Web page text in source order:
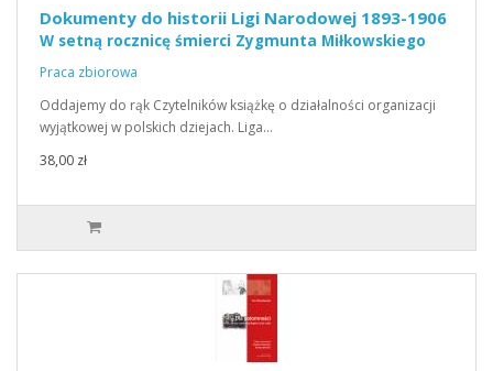
Dokumenty do historii Ligi Narodowej 1893-1906
W setną rocznicę śmierci Zygmunta Miłkowskiego
Praca zbiorowa
Oddajemy do rąk Czytelników książkę o działalności organizacji
wyjątkowej w polskich dziejach. Liga…
38,00 zł